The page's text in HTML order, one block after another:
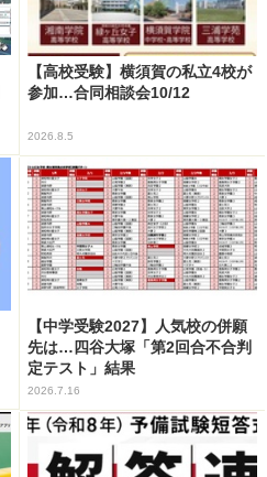
【高校受験】横須賀の私立4校が
参加…合同相談会10/12
2026.8.5
【中学受験2027】人気校の併願
先は…四谷大塚「第2回合不合判
定テスト」結果
2026.7.16